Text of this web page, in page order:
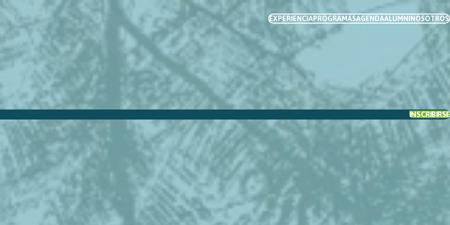
EXPERIENCIAPROGRAMAS
Doctorado en Business
Administration
Maestrías
MBA
Master in Analytics and
Master in Finance
Master in Management
Programas Directivos
Programa de Desarrollo
Programa de Dirección
General
Transformador
AGENDAALUMNI NOSOTROS
INSCRIBIRSE